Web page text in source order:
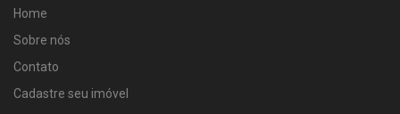
Home
Sobre nós
Contato
Cadastre seu imóvel